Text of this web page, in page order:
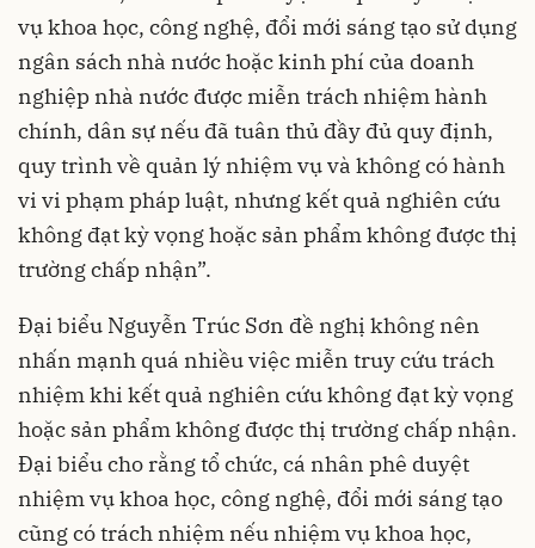
vụ khoa học, công nghệ, đổi mới sáng tạo sử dụng
ngân sách nhà nước hoặc kinh phí của doanh
nghiệp nhà nước được miễn trách nhiệm hành
chính, dân sự nếu đã tuân thủ đầy đủ quy định,
quy trình về quản lý nhiệm vụ và không có hành
vi vi phạm pháp luật, nhưng kết quả nghiên cứu
không đạt kỳ vọng hoặc sản phẩm không được thị
trường chấp nhận”.
Đại biểu Nguyễn Trúc Sơn đề nghị không nên
nhấn mạnh quá nhiều việc miễn truy cứu trách
nhiệm khi kết quả nghiên cứu không đạt kỳ vọng
hoặc sản phẩm không được thị trường chấp nhận.
Đại biểu cho rằng tổ chức, cá nhân phê duyệt
nhiệm vụ khoa học, công nghệ, đổi mới sáng tạo
cũng có trách nhiệm nếu nhiệm vụ khoa học,